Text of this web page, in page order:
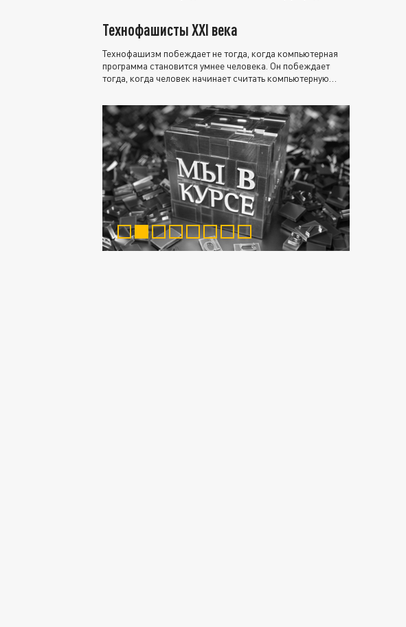
Технофашисты XXI века
Технофашизм побеждает не тогда, когда компьютерная
программа становится умнее человека. Он побеждает
тогда, когда человек начинает считать компьютерную